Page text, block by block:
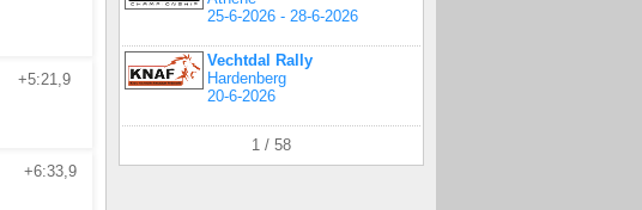
+5:21,9
+6:33,9
25-6-2026 - 28-6-2026
Vechtdal Rally
Hardenberg
20-6-2026
1 / 58